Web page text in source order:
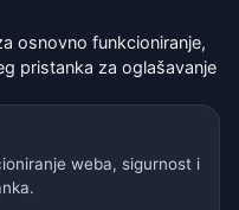
osnovno funkcioniranje,
pristanka za oglašavanje
weba, sigurnost i